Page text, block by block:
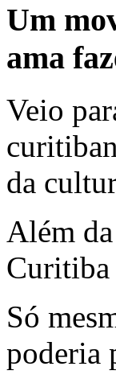
Um
ama
Veio
da
Além
Curitiba
Só
poderia